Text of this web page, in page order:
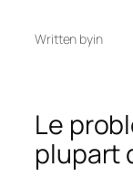
Written byin
Le
plupart